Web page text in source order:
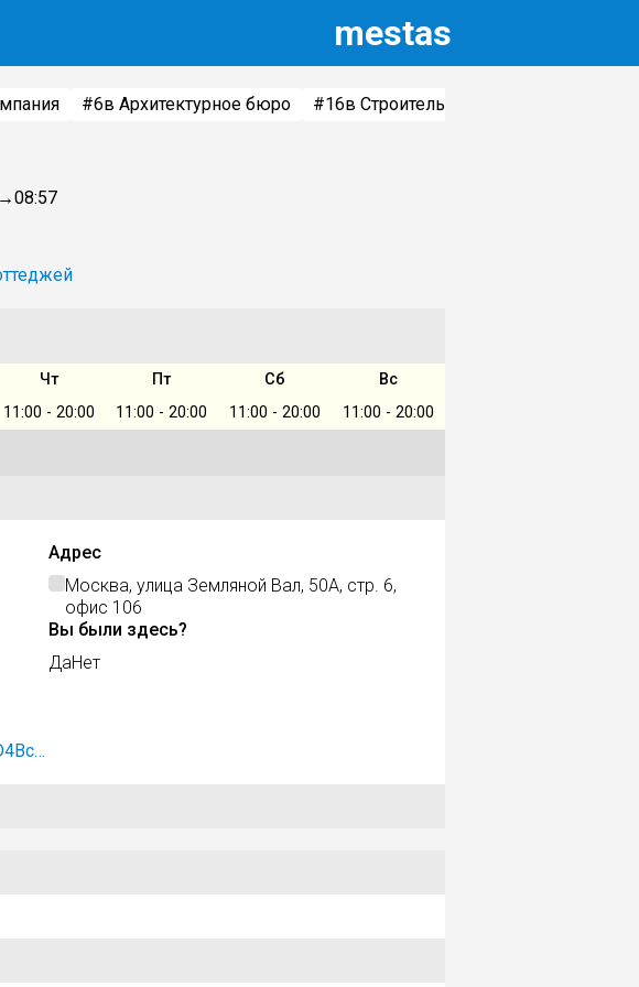
mestas
#6в Архитектурное бюро #16в Строительство дачных домов и
08:57
Чт Пт Сб
Вс
11:00 - 20:00 11:00 - 20:00 11:00 - 20:00 11:00 - 20:00
Адрес
Москва, улица Земляной Вал, 50А, стр. 6,
офис 106
Вы были здесь?
ДаНет